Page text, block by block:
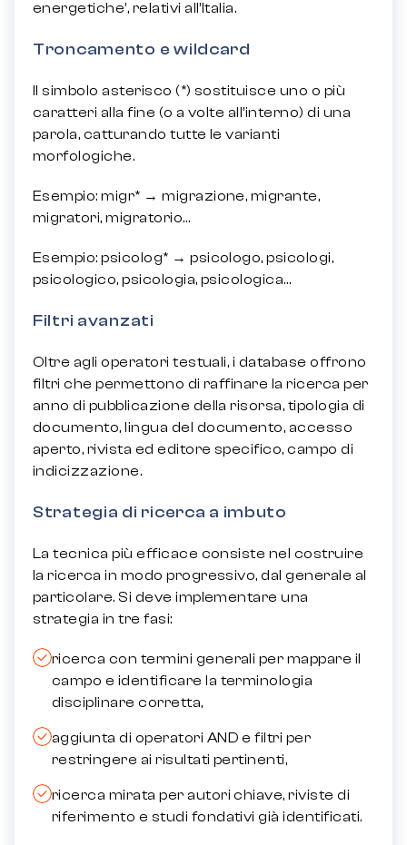
energetiche’, relativi all’Italia.
Troncamento e wildcard
Il simbolo asterisco (*) sostituisce uno o più
caratteri alla fine (o a volte all’interno) di una
parola, catturando tutte le varianti
morfologiche.
Esempio: migr* → migrazione, migrante,
migratori, migratorio…
Esempio: psicolog* → psicologo, psicologi,
psicologico, psicologia, psicologica…
Filtri avanzati
Oltre agli operatori testuali, i database offrono
filtri che permettono di raffinare la ricerca per
anno di pubblicazione della risorsa, tipologia di
documento, lingua del documento, accesso
aperto, rivista ed editore specifico, campo di
indicizzazione.
Strategia di ricerca a imbuto
La tecnica più efficace consiste nel costruire
la ricerca in modo progressivo, dal generale al
particolare. Si deve implementare una
strategia in tre fasi:
ricerca con termini generali per mappare il
campo e identificare la terminologia
disciplinare corretta,
aggiunta di operatori AND e filtri per
restringere ai risultati pertinenti,
ricerca mirata per autori chiave, riviste di
riferimento e studi fondativi già identificati.